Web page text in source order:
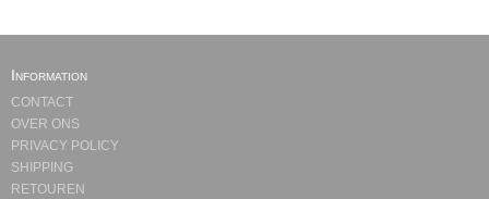
Information
CONTACT
OVER ONS
PRIVACY POLICY
SHIPPING
RETOUREN